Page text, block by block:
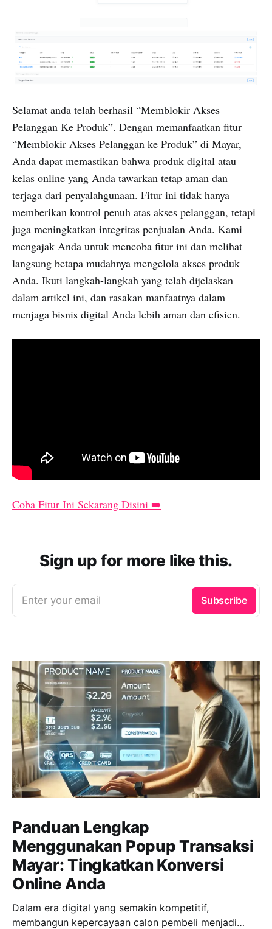
Selamat anda telah berhasil “Memblokir Akses
Pelanggan Ke Produk”. Dengan memanfaatkan fitur
“Memblokir Akses Pelanggan ke Produk” di Mayar,
Anda dapat memastikan bahwa produk digital atau
kelas online yang Anda tawarkan tetap aman dan
terjaga dari penyalahgunaan. Fitur ini tidak hanya
memberikan kontrol penuh atas akses pelanggan, tetapi
juga meningkatkan integritas penjualan Anda. Kami
mengajak Anda untuk mencoba fitur ini dan melihat
langsung betapa mudahnya mengelola akses produk
Anda. Ikuti langkah-langkah yang telah dijelaskan
dalam artikel ini, dan rasakan manfaatnya dalam
menjaga bisnis digital Anda lebih aman dan efisien.
Coba Fitur Ini Sekarang Disini ➡️
Sign up for more like this.
Enter your email Subscribe
Panduan Lengkap
Menggunakan Popup Transaksi
Mayar: Tingkatkan Konversi
Online Anda
Dalam era digital yang semakin kompetitif,
membangun kepercayaan calon pembeli menjadi